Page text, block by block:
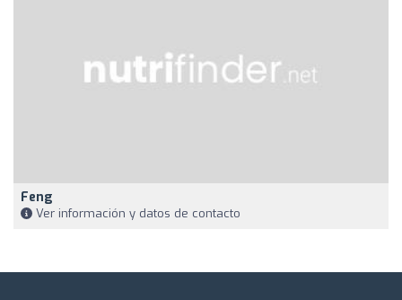
Feng
Ver información y datos de contacto